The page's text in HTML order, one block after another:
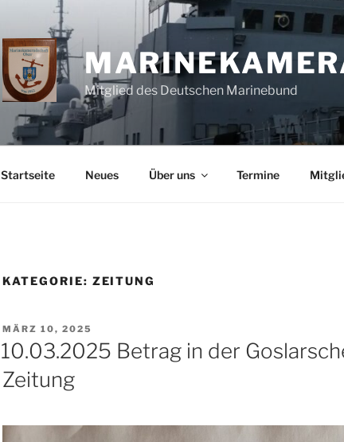
Mitglied des Deutschen Marinebund
Startseite Neues Über uns Termine
KATEGORIE: ZEITUNG
VERÖFFENTLICHT
AM
MÄRZ 10, 2025
10.03.2025 Betrag in der
Zeitung